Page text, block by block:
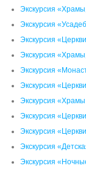
Экскурсия
Экскурсия
Экскурсия
Экскурсия
Экскурсия
Экскурсия
Экскурсия
Экскурсия
Экскурсия
Экскурсия
Экскурсия